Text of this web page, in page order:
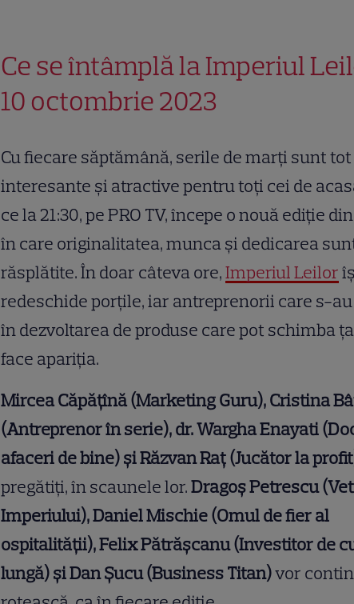
Ce se întâmplă la Imperiul
10 octombrie 2023
Cu fiecare săptămână, serile de marți sunt
interesante și atractive pentru toți cei de
ce la 21:30, pe PRO TV, începe o nouă ediție
în care originalitatea, munca și dedicarea
răsplătite. În doar câteva ore,Imperiul Leilor
redeschide porțile, iar antreprenorii care s-
în dezvoltarea de produse care pot schimba
face apariția.
Mircea Căpățînă (Marketing Guru), Cristina
(Antreprenor în serie), dr. Wargha Enayati
afaceri de bine) și Răzvan Raț (Jucător la
pregătiți, în scaunele lor.Dragoș Petrescu
Imperiului), Daniel Mischie (Omul de fier al
ospitalității), Felix Pătrășcanu (Investitor de
lungă) și Dan Șucu (Business Titan)vor